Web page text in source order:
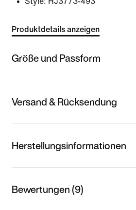
Produktdetails anzeigen
Größe und Passform
Versand & Rücksendung
Herstellungsinformationen
Bewertungen (9)